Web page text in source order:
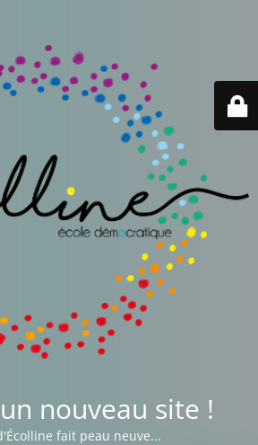
nouveau site !
fait peau neuve...